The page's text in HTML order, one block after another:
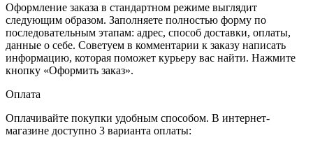
Оформление заказа в стандартном режиме выглядит
следующим образом. Заполняете полностью форму по
последовательным этапам: адрес, способ доставки, оплаты,
данные о себе. Советуем в комментарии к заказу написать
информацию, которая поможет курьеру вас найти. Нажмите
кнопку «Оформить заказ».
Оплата
Оплачивайте покупки удобным способом. В интернет-
магазине доступно 3 варианта оплаты: